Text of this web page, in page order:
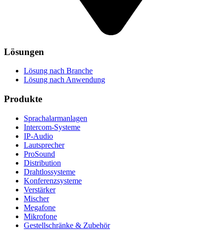
Lösungen
Lösung nach Branche
Lösung nach Anwendung
Produkte
Sprachalarmanlagen
Intercom-Systeme
IP-Audio
Lautsprecher
ProSound
Distribution
Drahtlossysteme
Konferenzsysteme
Verstärker
Mischer
Megafone
Mikrofone
Gestellschränke & Zubehör